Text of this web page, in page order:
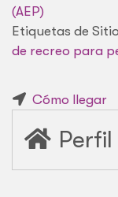
(AEP)
Etiquetas de
de recreo para
Cómo llegar
Perfil